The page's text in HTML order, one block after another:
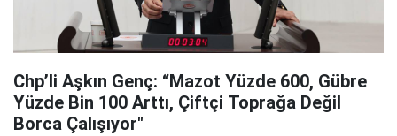
Chp’li Aşkın Genç: “Mazot Yüzde 600, Gübre
Yüzde Bin 100 Arttı, Çiftçi Toprağa Değil
Borca Çalışıyor"